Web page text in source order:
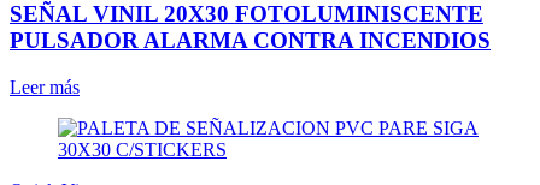
SEÑAL VINIL 20X30 FOTOLUMINISCENTE
PULSADOR ALARMA CONTRA INCENDIOS
Leer más